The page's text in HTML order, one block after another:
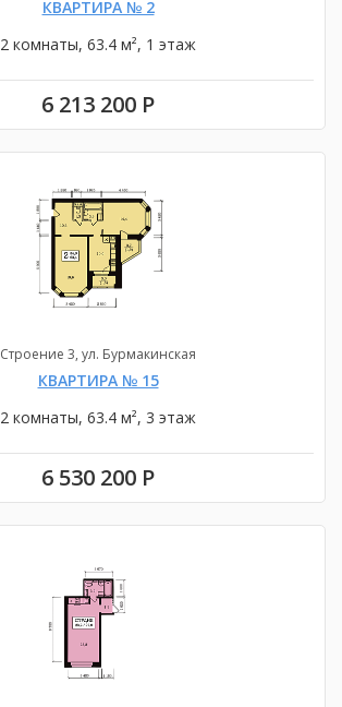
КВАРТИРА № 2
2 комнаты, 63.4 м², 1 этаж
6 213 200 Р
Строение 3, ул. Бурмакинская
КВАРТИРА № 15
2 комнаты, 63.4 м², 3 этаж
6 530 200 Р